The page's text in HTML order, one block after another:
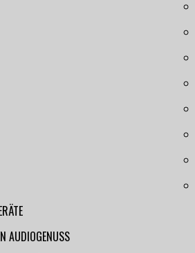
AUDIOGENUSS